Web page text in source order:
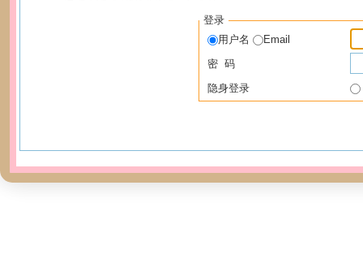
登录
用户名
Email
密 码
隐身登录